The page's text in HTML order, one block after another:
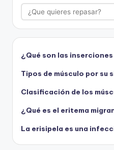
¿Qué son las
Tipos de músculo por su
Clasificación de los
¿Qué es el eritema
La erisipela es una